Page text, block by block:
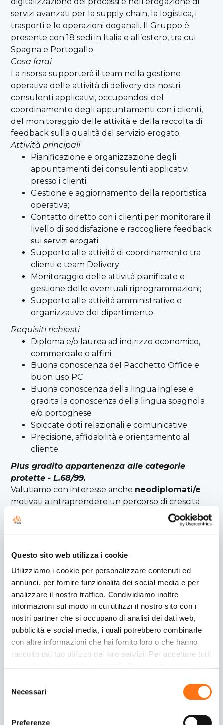
Questo sito web utilizza i cookie
Utilizziamo i cookie per personalizzare contenuti ed
annunci, per fornire funzionalità dei social media e per
analizzare il nostro traffico. Condividiamo inoltre
informazioni sul modo in cui utilizzi il nostro sito con i
nostri partner che si occupano di analisi dei dati web,
pubblicità e social media, i quali potrebbero combinarle
con altre informazioni che hai fornito loro o che hanno
raccolto dal tuo utilizzo dei loro servizi. Per accettare tutti
impostare, in modo granulare, le tue preferenze,
consenso e clicca su “Accetta selezionati”. Cliccando sul
delNecessari
Preferenze
servizi avanzati per la supply chain, la logistica, i
trasporti e le operazioni doganali. Il Gruppo è
presente con 18 sedi in Italia e all’estero, tra cui
Spagna e Portogallo.
Cosa farai
La risorsa supporterà il team nella gestione
operativa delle attività di delivery dei nostri
consulenti applicativi, occupandosi del
coordinamento degli appuntamenti con i clienti,
del monitoraggio delle attività e della raccolta di
feedback sulla qualità del servizio erogato.
Attività principali
Pianificazione e organizzazione degli
appuntamenti dei consulenti applicativi
presso i clienti;
Gestione e aggiornamento della reportistica
operativa;
Contatto diretto con i clienti per monitorare il
livello di soddisfazione e raccogliere feedback
sui servizi erogati;
Supporto alle attività di coordinamento tra
clienti e team Delivery;
Monitoraggio delle attività pianificate e
gestione delle eventuali riprogrammazioni;
Supporto alle attività amministrative e
organizzative del dipartimento
Requisiti richiesti
Diploma e/o laurea ad indirizzo economico,
commerciale o affini
Buona conoscenza del Pacchetto Office e
buon uso PC
Buona conoscenza della lingua inglese e
gradita la conoscenza della lingua spagnola
e/o portoghese
Spiccate doti relazionali e comunicative
Precisione, affidabilità e orientamento al
cliente
Plus gradito appartenenza alle categorie
protette - L.68/99.
Valutiamo con interesse anche neodiplomati/e
motivati a intraprendere un percorso di crescita
professionale.
Sede di lavoro: Spresiano (TV)
Orario di lavoro: full-time dal lunedì al venerdì –
Inserimento con stage retribuito o contratto a
tempo a tempo determinato finalizzato alla
stabilizzazione.
Range RAL: 20-25 K
L’annuncio è rivolto ad ambo i sessi (D.lgs n.
198/2006) e nel rispetto di quanto disposto
dall’art. 10 del D.Lgs n. 276/2003. I candidati sono
invitati a leggere l’informativa sulla privacy ai sensi
dell'art. 13 e art. 14 del Regolamento UE 2016/679